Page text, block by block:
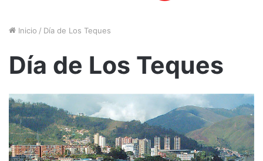
Inicio / Día de Los Teques
Día de Los Teques